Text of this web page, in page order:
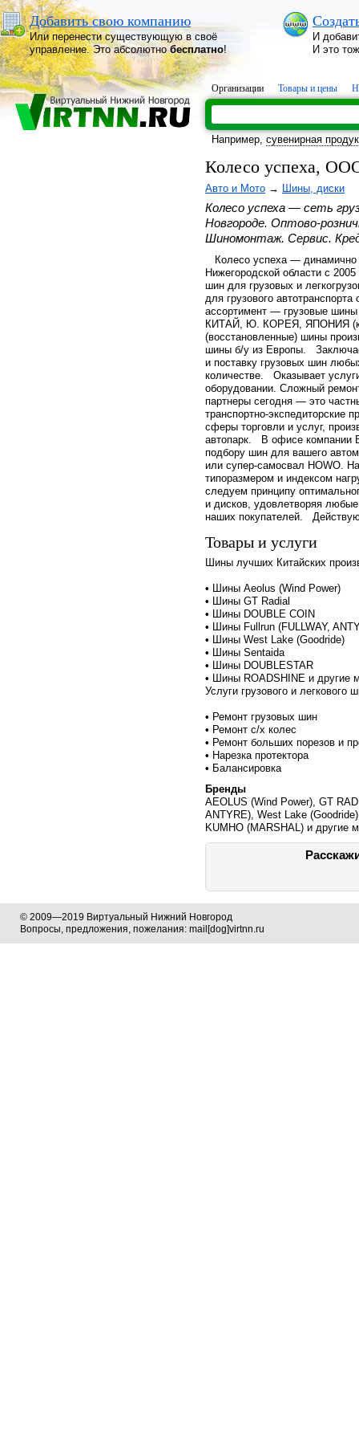
Добавить свою компанию
Или перенести существующую в своё
управление. Это абсолютнобесплатно!
И
И это
Организации Товары и цены
Например, сувенирная
Колесо успеха,
Авто и Мото → Шины, диски
Колесо успеха — сеть
Новгороде. Оптово-
Шиномонтаж. Сервис.
Колесо успеха — динамично
Нижегородской области с
шин для грузовых и
для грузового
ассортимент — грузовые
КИТАЙ, Ю. КОРЕЯ, ЯПОНИЯ
(восстановленные) шины
шины б/у из Европы.
и поставку грузовых шин
количестве. Оказывает
оборудовании. Сложный
партнеры сегодня — это
транспортно-экспедиторские
сферы торговли и услуг,
автопарк. В офисе компании
подбору шин для вашего
или супер-самосвал HOWO.
типоразмером и индексом
следуем принципу
и дисков, удовлетворяя
наших покупателей.
Товары и услуги
Шины лучших Китайских
• Шины Aeolus (Wind Power)
• Шины GT Radial
• Шины DOUBLE COIN
• Шины Fullrun (FULLWAY,
• Шины West Lake (Goodride)
• Шины Sentaida
• Шины DOUBLESTAR
• Шины ROADSHINE и другиe
Услуги грузового и легкового
• Ремонт грузовых шин
• Ремонт с/х колес
• Ремонт больших порезов и
• Нарезка протектора
• Балансировка
Бренды
AEOLUS (Wind Power), GT
ANTYRE), West Lake
KUMHO (MARSHAL) и другиe
© 2009—2019 Виртуальный Нижний Новгород
Вопросы, предложения, пожелания: mail[dog]virtnn.ru